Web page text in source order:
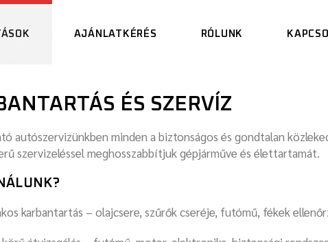
AJÁNLATKÉRÉS RÓLUNK
ÉS SZERVÍZ
autószervizünkben minden a biztonságos és gondtalan
szervizeléssel meghosszabbítjuk gépjárműve és élettartamát.
karbantartás – olajcsere, szűrők cseréje, futómű, fékek